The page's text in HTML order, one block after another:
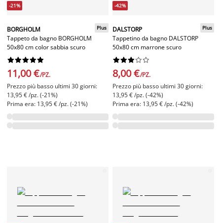
-21%
BORGHOLM
Tappeto da bagno BORGHOLM
50x80 cm color sabbia scuro
Plus






11,00 €/PZ.
Prezzo più basso ultimi 30 giorni:
13,95 € /pz. (-21%)
Prima era: 13,95 € /pz. (-21%)
-42%
DALSTORP
Tappetino da bagno DALSTORP
50x80 cm marrone scuro
Plus






8,00 €/PZ.
Prezzo più basso ultimi 30 giorni:
13,95 € /pz. (-42%)
Prima era: 13,95 € /pz. (-42%)